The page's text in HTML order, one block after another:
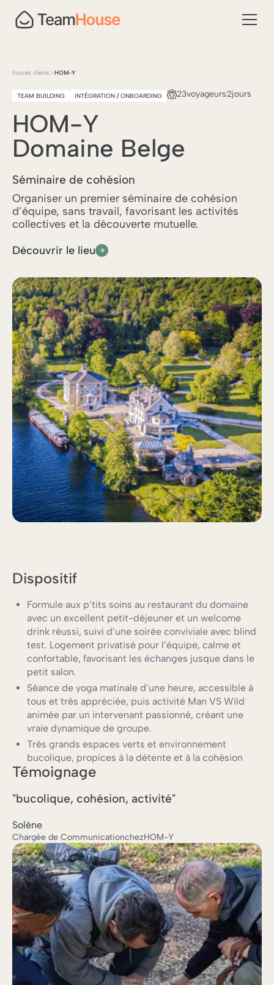
Succès clients HOM-Y
TEAM BUILDING INTÉGRATION / ONBOARDING 23voyageurs2jours
HOM-Y
Domaine Belge
Séminaire de cohésion
Organiser un premier séminaire de cohésion
d’équipe, sans travail, favorisant les activités
collectives et la découverte mutuelle.
Découvrir le lieu
Dispositif
Formule aux p’tits soins au restaurant du domaine
avec un excellent petit-déjeuner et un welcome
drink réussi, suivi d’une soirée conviviale avec blind
test. Logement privatisé pour l’équipe, calme et
confortable, favorisant les échanges jusque dans le
petit salon.
Séance de yoga matinale d’une heure, accessible à
tous et très appréciée, puis activité Man VS Wild
animée par un intervenant passionné, créant une
vraie dynamique de groupe.
Très grands espaces verts et environnement
bucolique, propices à la détente et à la cohésion
Témoignage
"bucolique, cohésion, activité"
Solène
Chargée de CommunicationchezHOM-Y